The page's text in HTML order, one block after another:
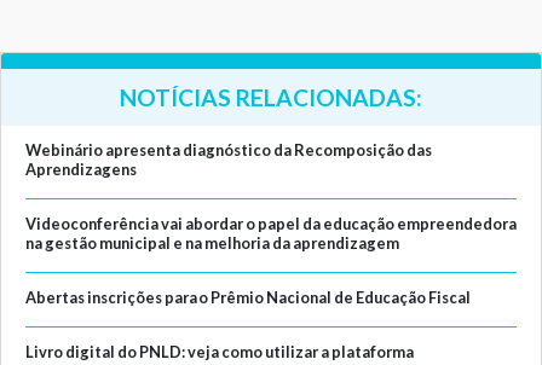
NOTÍCIAS RELACIONADAS:
Webinário apresenta diagnóstico da Recomposição das
Aprendizagens
Videoconferência vai abordar o papel da educação empreendedora
na gestão municipal e na melhoria da aprendizagem
Abertas inscrições para o Prêmio Nacional de Educação Fiscal
Livro digital do PNLD: veja como utilizar a plataforma